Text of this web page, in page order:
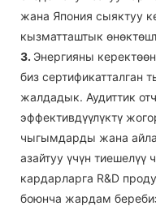
жана Япония сыяктуу
кызматташтык
3. Энергияны
биз сертификатталган
жалдадык. Аудиттик
эффективдүүлүктү
чыгымдарды жана
азайтуу үчүн тиешелүү
кардарларга R&D
боюнча жардам